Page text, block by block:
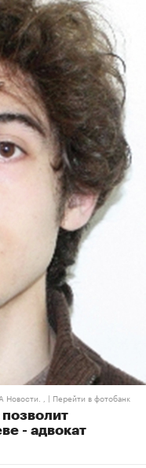
Новости. , | Перейти в фотобанк
- адвокат